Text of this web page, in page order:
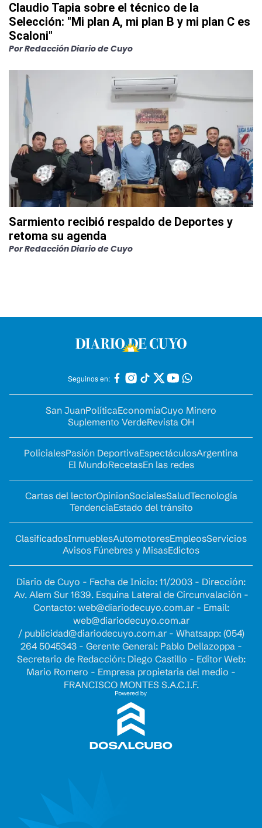
Claudio Tapia sobre el técnico de la
Selección: "Mi plan A, mi plan B y mi plan C es
Scaloni"
PorRedacción Diario de Cuyo
Sarmiento recibió respaldo de Deportes y
retoma su agenda
PorRedacción Diario de Cuyo
Seguinos en:
San JuanPolíticaEconomíaCuyo Minero
Suplemento VerdeRevista OH
PolicialesPasión DeportivaEspectáculosArgentina
El MundoRecetasEn las redes
Cartas del lectorOpinionSocialesSaludTecnología
TendenciaEstado del tránsito
ClasificadosInmueblesAutomotoresEmpleosServicios
Avisos Fúnebres y MisasEdictos
Diario de Cuyo - Fecha de Inicio: 11/2003 - Dirección:
Av. Alem Sur 1639. Esquina Lateral de Circunvalación -
Contacto: web@diariodecuyo.com.ar- Email:
web@diariodecuyo.com.ar
/ publicidad@diariodecuyo.com.ar- Whatsapp: (054)
264 5045343 - Gerente General: Pablo Dellazoppa -
Secretario de Redacción: Diego Castillo - Editor Web:
Mario Romero - Empresa propietaria del medio -
FRANCISCO MONTES S.A.C.I.F.